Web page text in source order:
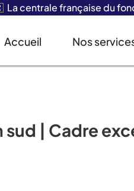
centrale française du
Accueil Nos
sud | Cadre